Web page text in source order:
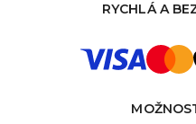
RYCHLÁ A